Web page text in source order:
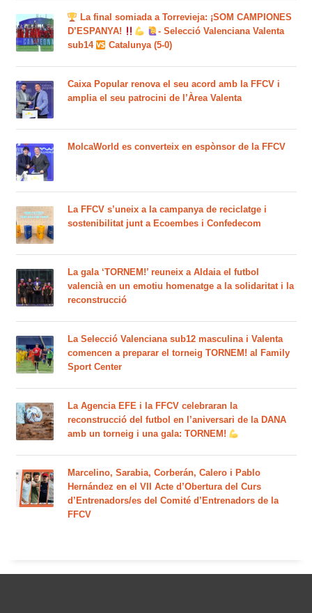
La final somiada a Torrevieja: ¡SOM CAMPIONES
D’ESPANYA!
- Selecció Valenciana Valenta
sub14
Catalunya (5-0)
Caixa Popular renova el seu acord amb la FFCV i
amplia el seu patrocini de l’Àrea Valenta
MolcaWorld es converteix en espònsor de la FFCV
La FFCV s’uneix a la campanya de reciclatge i
sostenibilitat junt a Ecoembes i Confedecom
La gala ‘TORNEM!’ reuneix a Aldaia el futbol
valencià en un emotiu homenatge a la solidaritat i la
reconstrucció
La Selecció Valenciana sub12 masculina i Valenta
comencen a preparar el torneig TORNEM! al Family
Sport Center
La Agencia EFE i la FFCV celebraran la
reconstrucció del futbol en l’aniversari de la DANA
amb un torneig i una gala: TORNEM!
Marcelino, Sarabia, Corberán, Calero i Pablo
Hernández en el VII Acte d’Obertura del Curs
d’Entrenadors/es del Comité d’Entrenadors de la
FFCV